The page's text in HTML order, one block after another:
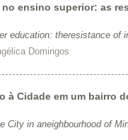
ensino superior: as
education: theresistance of
Domingos
Cidade em um bairro
City in aneighbourhood of